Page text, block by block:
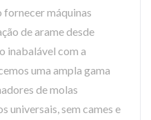
fornecer máquinas
de arame desde
inabalável com a
uma ampla gama
de molas
universais, sem cames e